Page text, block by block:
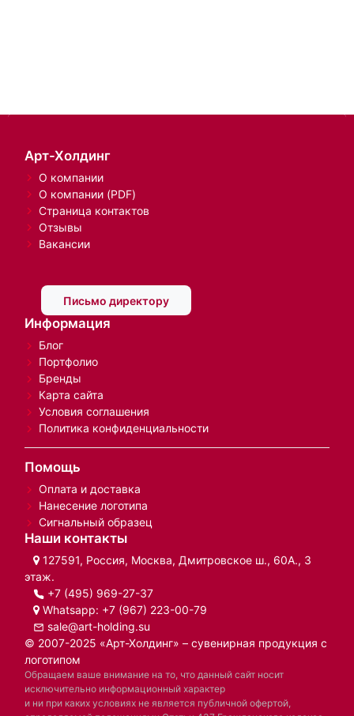
Арт-Холдинг
О компании
О компании (PDF)
Страница контактов
Отзывы
Вакансии
Письмо директору
Информация
Блог
Портфолио
Бренды
Карта сайта
Условия соглашения
Политика конфиденциальности
Помощь
Оплата и доставка
Нанесение логотипа
Сигнальный образец
Наши контакты
127591, Россия, Москва, Дмитровское ш., 60А., 3
этаж.
+7 (495) 969-27-37
Whatsapp: +7 (967) 223-00-79
sale@art-holding.su
© 2007-2025 «Арт-Холдинг» – сувенирная продукция с
логотипом
Обращаем ваше внимание на то, что данный сайт носит
исключительно информационный характер
и ни при каких условиях не является публичной офертой,